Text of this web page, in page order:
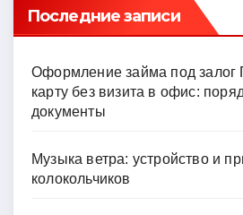
Последние записи
Оформление займа под залог
карту без визита в офис:
документы
Музыка ветра: устройство и
колокольчиков